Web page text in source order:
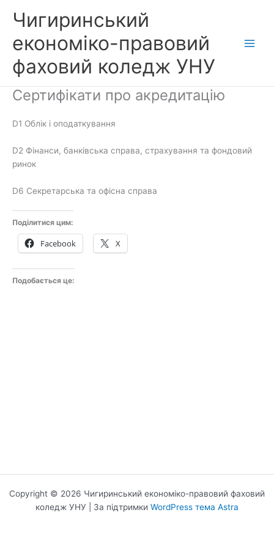
Чигиринський
економіко-правовий
фаховий коледж УНУ
Сертифікати про акредитацію
D1 Облік і оподаткування
D2 Фінанси, банківська справа, страхування та фондовий
ринок
D6 Секретарська та офісна справа
Поділитися цим:
Facebook X
Подобається це:
Copyright © 2026 Чигиринський економіко-правовий фаховий
коледж УНУ | За підтримки WordPress тема Astra